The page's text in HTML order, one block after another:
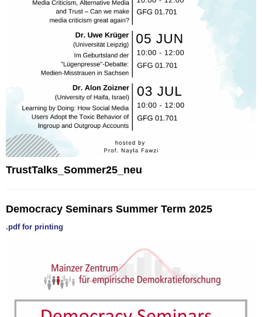
TrustTalks_Sommer25_neu
Democracy Seminars Summer Term 2025
.pdf for printing